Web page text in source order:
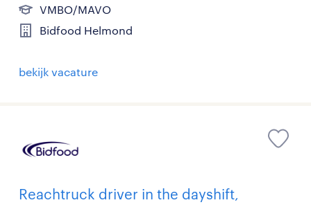
VMBO/MAVO
Bidfood Helmond
bekijk vacature
Reachtruck driver in the dayshift,